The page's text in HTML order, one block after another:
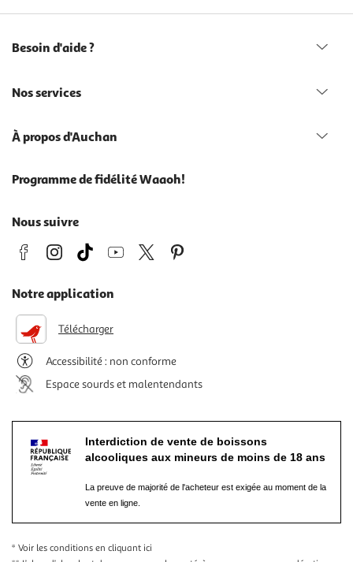
Besoin d'aide ?
Nos services
À propos d'Auchan
Programme de fidélité Waaoh!
Nous suivre
Notre application
Télécharger
Accessibilité : non conforme
Espace sourds et malentendants
Interdiction de vente de boissons
alcooliques aux mineurs de moins de 18 ans
La preuve de majorité de l'acheteur est exigée au moment de la
vente en ligne.
* Voir les conditions en cliquant ici